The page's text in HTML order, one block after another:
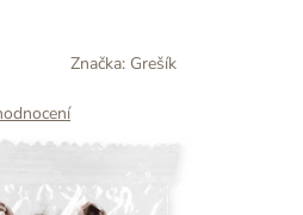
Značka: Grešík